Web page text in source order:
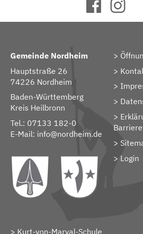
Gemeinde Nordheim
Hauptstraße 26
74226 Nordheim
Baden-Württemberg
Kreis Heilbronn
Tel.: 07133 182-0
E-Mail: info@nordheim.de
> Login
Kurt-von-Marval-Schule